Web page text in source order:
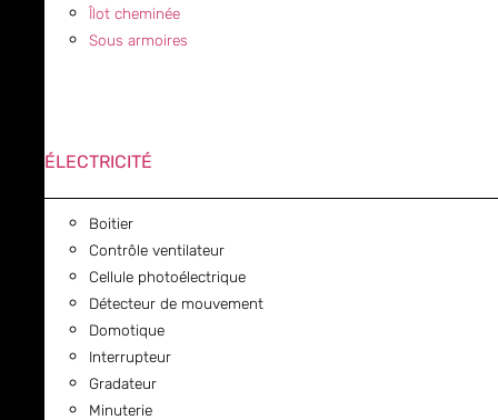
Îlot cheminée
Sous armoires
ÉLECTRICITÉ
Boitier
Contrôle ventilateur
Cellule photoélectrique
Détecteur de mouvement
Domotique
Interrupteur
Gradateur
Minuterie